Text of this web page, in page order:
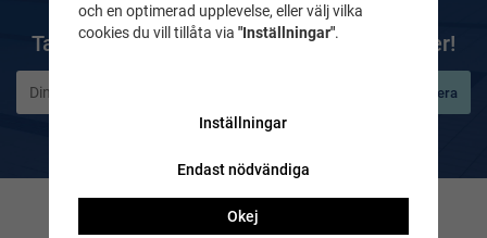
Ta del av våra bästa erbjudanden & nyheter!
Prenumerera
De uppgifter du matar in kommer endast användas till våra nyhetsbrev.
Kontakta oss
och en optimerad upplevelse, eller välj vilka
cookies du vill tillåta via "Inställningar".
Inställningar
Endast nödvändiga
Okej